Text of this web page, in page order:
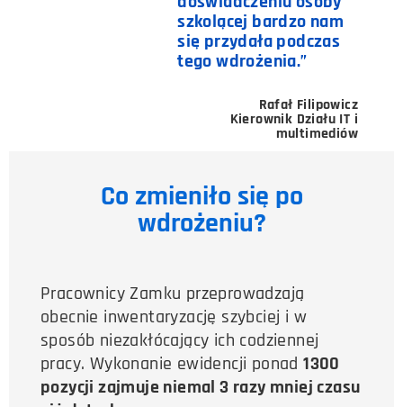
szkolącej bardzo nam
się przydała podczas
tego wdrożenia.”
Rafał Filipowicz
Kierownik Działu IT i
multimediów
Co zmieniło się po
wdrożeniu?
Pracownicy Zamku przeprowadzają
obecnie inwentaryzację szybciej i w
sposób niezakłócający ich codziennej
pracy. Wykonanie ewidencji ponad1300
pozycji zajmuje niemal 3 razy mniej czasu